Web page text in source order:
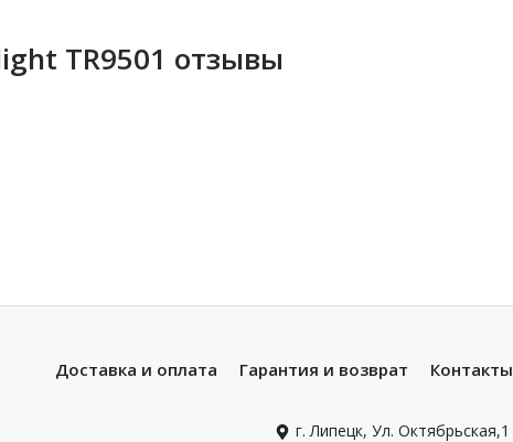
TR9501 отзывы
Доставка и оплата Гарантия и возврат Контакты
г. Липецк, Ул. Октябрьская,1